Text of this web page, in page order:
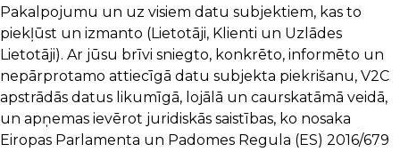
Pakalpojumu un uz visiem datu subjektiem, kas to
piekļūst un izmanto (Lietotāji, Klienti un Uzlādes
Lietotāji). Ar jūsu brīvi sniegto, konkrēto, informēto un
nepārprotamo attiecīgā datu subjekta piekrišanu, V2C
apstrādās datus likumīgā, lojālā un caurskatāmā veidā,
un apņemas ievērot juridiskās saistības, ko nosaka
Eiropas Parlamenta un Padomes Regula (ES) 2016/679